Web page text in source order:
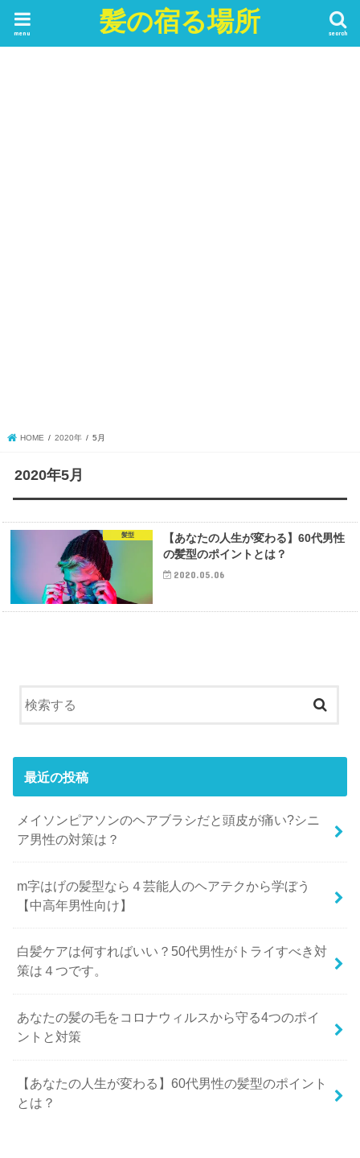
髪の宿る場所 search
menu
HOME 2020年 5月
2020年5月
髪型
【あなたの人生が変わる】60代男性
の髪型のポイントとは？
2020.05.06
最近の投稿
メイソンピアソンのヘアブラシだと頭皮が痛い?シニ
ア男性の対策は？
m字はげの髪型なら４芸能人のヘアテクから学ぼう
【中高年男性向け】
白髪ケアは何すればいい？50代男性がトライすべき対
策は４つです。
あなたの髪の毛をコロナウィルスから守る4つのポイ
ントと対策
【あなたの人生が変わる】60代男性の髪型のポイント
とは？